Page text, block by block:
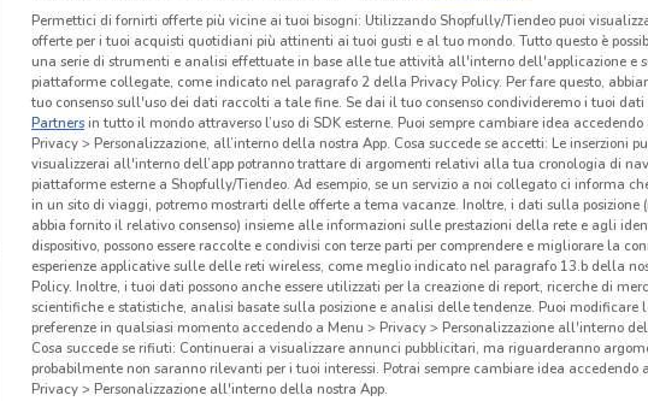
pubblicato volantini nella tua zona. Riprova più tardi.
Permettici di fornirti offerte più vicine ai tuoi bisogni: Utilizzando Shopfully/Tiendeo puoi
offerte per i tuoi acquisti quotidiani più attinenti ai tuoi gusti e al tuo mondo. Tutto questo è
una serie di strumenti e analisi effettuate in base alle tue attività all'interno dell'applicazione e
piattaforme collegate, come indicato nel paragrafo 2 della Privacy Policy. Per fare questo,
tuo consenso sull'uso dei dati raccolti a tale fine. Se dai il tuo consenso condivideremo i tuoi dati
Partnersin tutto il mondo attraverso l’uso di SDK esterne. Puoi sempre cambiare idea accedendo
Privacy > Personalizzazione, all’interno della nostra App. Cosa succede se accetti: Le inserzioni
visualizzerai all'interno dell’app potranno trattare di argomenti relativi alla tua cronologia di
piattaforme esterne a Shopfully/Tiendeo. Ad esempio, se un servizio a noi collegato ci informa
in un sito di viaggi, potremo mostrarti delle offerte a tema vacanze. Inoltre, i dati sulla posizione
abbia fornito il relativo consenso) insieme alle informazioni sulle prestazioni della rete e agli
dispositivo, possono essere raccolte e condivisi con terze parti per comprendere e migliorare la
esperienze applicative sulle delle reti wireless, come meglio indicato nel paragrafo 13.b della
Policy. Inoltre, i tuoi dati possono anche essere utilizzati per la creazione di report, ricerche di
scientifiche e statistiche, analisi basate sulla posizione e analisi delle tendenze. Puoi modificare
preferenze in qualsiasi momento accedendo a Menu > Privacy > Personalizzazione all'interno
Cosa succede se rifiuti: Continuerai a visualizzare annunci pubblicitari, ma riguarderanno
probabilmente non saranno rilevanti per i tuoi interessi. Potrai sempre cambiare idea accedendo
Privacy > Personalizzazione all'interno della nostra App.